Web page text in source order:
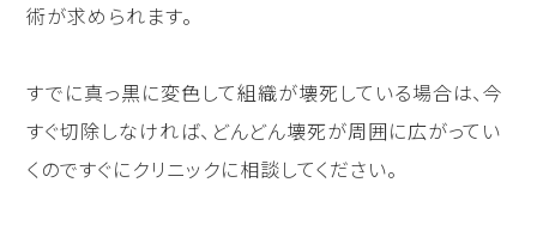
術が求められます。
すでに真っ黒に変色して組織が壊死している場合は、今
すぐ切除しなければ、どんどん壊死が周囲に広がってい
くのですぐにクリニックに相談してください。